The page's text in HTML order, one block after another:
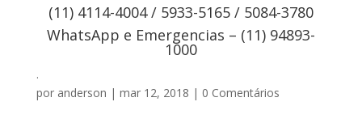
(11) 4114-4004 / 5933-5165 / 5084-3780
WhatsApp e Emergencias – (11) 94893-
1000
.
por anderson | mar 12, 2018 | 0 Comentários